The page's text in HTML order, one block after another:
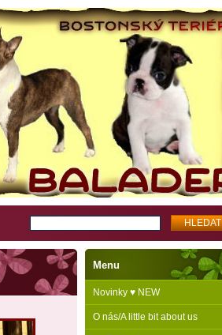
Menu
Novinky ♥ NEW
O nás/A little bit about us